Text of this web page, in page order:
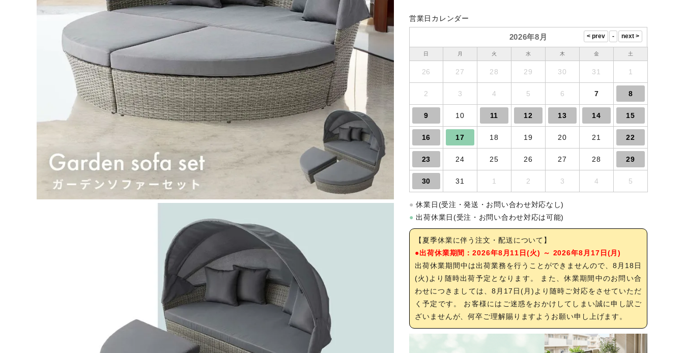
営業日カレンダー
2026年8月
日 月 火 水 木 金 土
26 27 28 29 30 31 1
2 3 4 5 6 7 8
9 10 11 12 13 14 15
16 17 18 19 20 21 22
23 24 25 26 27 28 29
30 31 1 2 3 4 5
● 休業日(受注・発送・お問い合わせ対応なし)
● 出荷休業日(受注・お問い合わせ対応は可能)
【夏季休業に伴う注文・配送について】
●出荷休業期間：2026年8月11日(火) ～ 2026年8月17日(月)
出荷休業期間中は出荷業務を行うことができませんので、8月18日
(火)より随時出荷予定となります。 また、休業期間中のお問い合
わせにつきましては、8月17日(月)より随時ご対応をさせていただ
く予定です。 お客様にはご迷惑をおかけしてしまい誠に申し訳ご
ざいませんが、何卒ご理解賜りますようお願い申し上げます。